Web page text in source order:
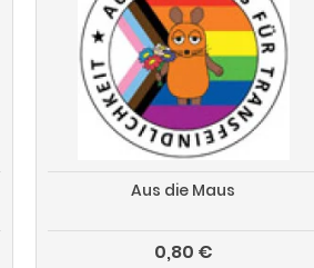
Aus die Maus
0,80 €